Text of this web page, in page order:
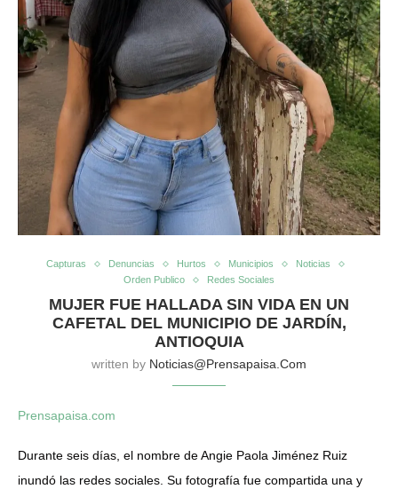
Capturas Denuncias Hurtos Municipios
Noticias
Orden Publico
Redes Sociales
MUJER FUE HALLADA SIN VIDA EN UN
CAFETAL DEL MUNICIPIO DE JARDÍN,
ANTIOQUIA
written by Noticias@prensapaisa.com
Prensapaisa.com
Durante seis días, el nombre de Angie Paola Jiménez Ruiz
inundó las redes sociales. Su fotografía fue compartida una y